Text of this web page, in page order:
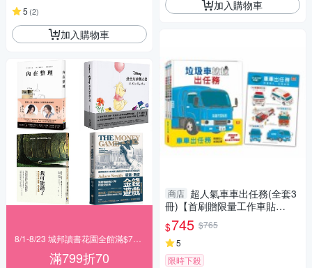
5 (2)
加入購物車
滿799折70
加入購物車
商店 超人氣車車出任務(全套3
冊)【首刷贈限量工作車貼
紙】：垃圾車拉拉+雲梯車威威
+救
$745 $765
5
限時下殺